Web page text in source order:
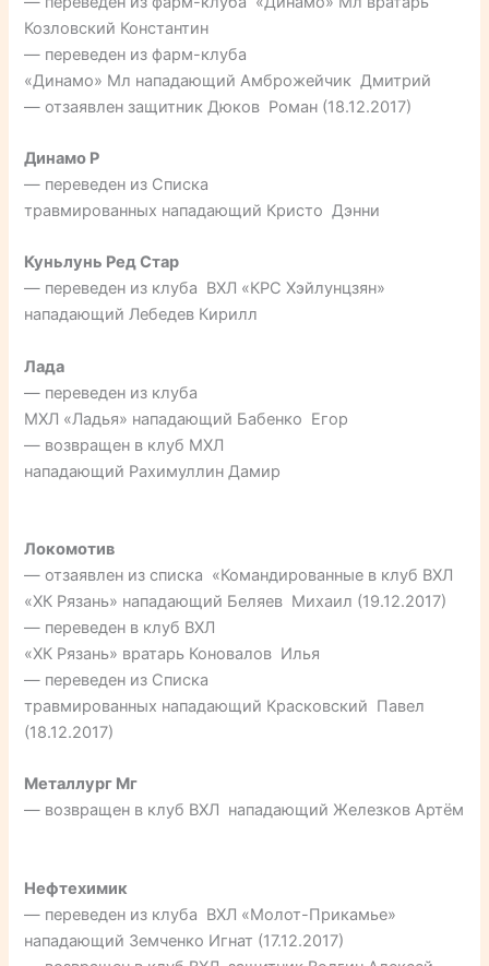
Козловский Константин
— переведен из фарм-клуба
«Динамо» Мл нападающий Амброжейчик Дмитрий
— отзаявлен защитник Дюков Роман (18.12.2017)
Динамо Р
— переведен из Списка
травмированных нападающий Кристо Дэнни
Куньлунь Ред Стар
— переведен из клуба ВХЛ «КРС Хэйлунцзян»
нападающий Лебедев Кирилл
Лада
— переведен из клуба
МХЛ «Ладья» нападающий Бабенко Егор
— возвращен в клуб МХЛ
нападающий Рахимуллин Дамир
Локомотив
— отзаявлен из списка «Командированные в клуб ВХЛ
«ХК Рязань» нападающий Беляев Михаил (19.12.2017)
— переведен в клуб ВХЛ
«ХК Рязань» вратарь Коновалов Илья
— переведен из Списка
травмированных нападающий Красковский Павел
(18.12.2017)
Металлург Мг
— возвращен в клуб ВХЛ нападающий Железков Артём
Нефтехимик
— переведен из клуба ВХЛ «Молот-Прикамье»
нападающий Земченко Игнат (17.12.2017)